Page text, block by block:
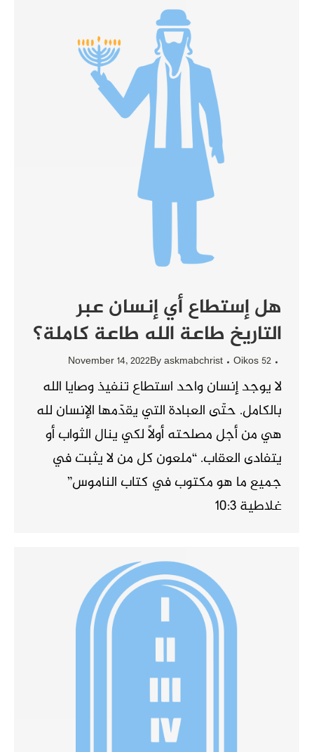
هل إستطاع أي إنسان عبر
التاريخ طاعة الله طاعة كاملة؟
Oikos 52
Byaskmabchrist
November 14, 2022
لا يوجد إنسان واحد استطاع تنفيذ وصايا الله
بالكامل. حتّى العبادة التي يقدّمها الإنسان لله
هي من أجل مصلحته أولاً لكي ينال الثواب أو
يتفادى العقاب. “ملعون كل من لا يثبت في
جميع ما هو مكتوب في كتاب الناموس”
غلاطية 10:3